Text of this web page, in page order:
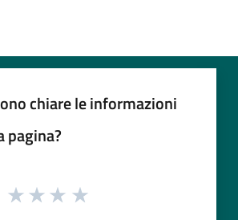
chiare le informazioni
pagina?